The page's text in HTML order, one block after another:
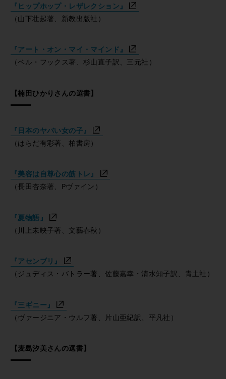
『ヒップホップ・レザレクション』
（山下壮起著、新教出版社）
『アート・オン・マイ・マインド』
（ベル・フックス著、杉山直子訳、三元社）
【楠田ひかりさんの選書】
『日本のヤバい女の子』
（はらだ有彩著、柏書房）
『美容は自尊心の筋トレ』
（長田杏奈著、Pヴァイン）
『夏物語』
（川上未映子著、文藝春秋）
『アセンブリ』
（ジュディス・バトラー著、佐藤嘉幸・清水知子訳、青土社）
『三ギニー』
（ヴァージニア・ウルフ著、片山亜紀訳、平凡社）
【麦島汐美さんの選書】